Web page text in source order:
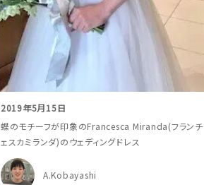
2019年5月15日
蝶のモチーフが印象のFrancesca Miranda(フランチ
ェスカミランダ)のウェディングドレス
A.Kobayashi